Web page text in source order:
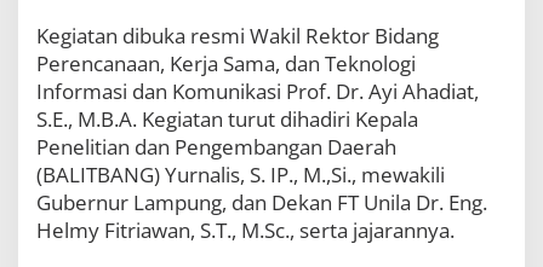
Kegiatan dibuka resmi Wakil Rektor Bidang
Perencanaan, Kerja Sama, dan Teknologi
Informasi dan Komunikasi Prof. Dr. Ayi Ahadiat,
S.E., M.B.A. Kegiatan turut dihadiri Kepala
Penelitian dan Pengembangan Daerah
(BALITBANG) Yurnalis, S. IP., M.,Si., mewakili
Gubernur Lampung, dan Dekan FT Unila Dr. Eng.
Helmy Fitriawan, S.T., M.Sc., serta jajarannya.